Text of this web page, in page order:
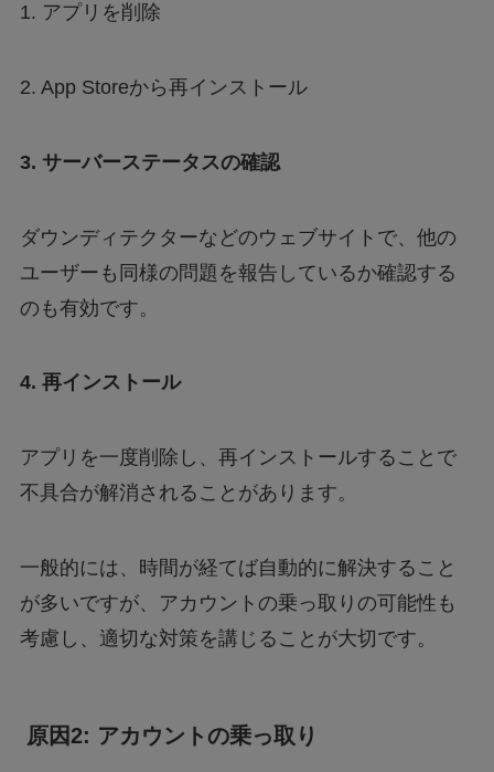
1. アプリを削除
2. App Storeから再インストール
3. サーバーステータスの確認
ダウンディテクターなどのウェブサイトで、他の
ユーザーも同様の問題を報告しているか確認する
のも有効です。
4. 再インストール
アプリを一度削除し、再インストールすることで
不具合が解消されることがあります。
一般的には、時間が経てば自動的に解決すること
が多いですが、アカウントの乗っ取りの可能性も
考慮し、適切な対策を講じることが大切です。
原因2: アカウントの乗っ取り